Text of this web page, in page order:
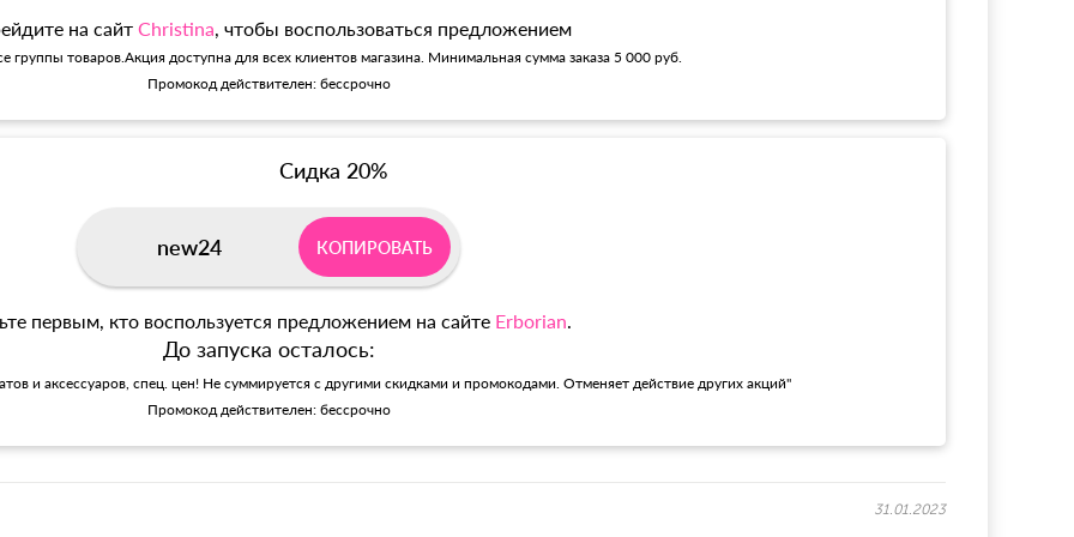
на сайт Christina, чтобы воспользоваться предложением
группы товаров.Акция доступна для всех клиентов магазина. Минимальная сумма заказа 5 000 руб.
Промокод действителен: бессрочно
Сидка 20%
new24 КОПИРОВАТЬ
первым, кто воспользуется предложением на сайте Erborian.
До запуска осталось:
и аксессуаров, спец. цен! Не суммируется с другими скидками и промокодами. Отменяет действие других акций"
Промокод действителен: бессрочно
31.01.2023